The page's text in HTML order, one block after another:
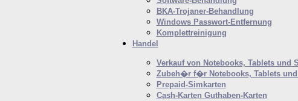
BKA-Trojaner-Behandlung
Windows Passwort-Entfernung
Komplettreinigung
Handel
Verkauf von Notebooks, Tablets und
Zubeh�r f�r Notebooks, Tablets
Prepaid-Simkarten
Cash-Karten Guthaben-Karten